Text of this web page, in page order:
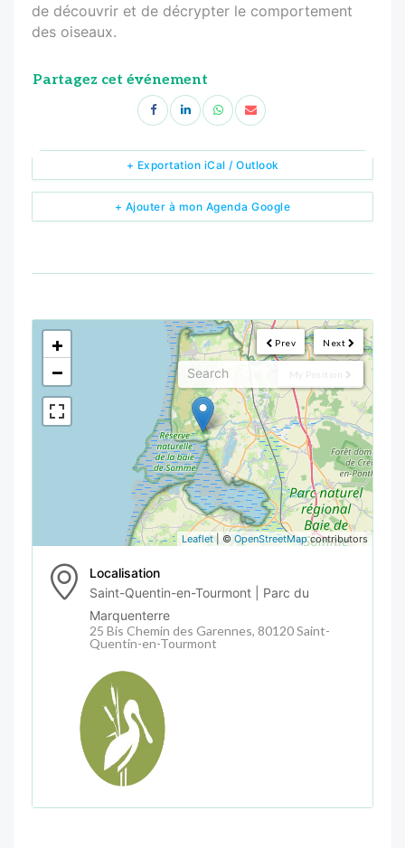
de découvrir et de décrypter le comportement
des oiseaux.
Partagez cet événement
+ Ajouter à mon Agenda Google
+ Exportation iCal / Outlook
Next
Prev
My Position
<!---->
+
−
Leaflet | © OpenStreetMapcontributors
Localisation
Saint-Quentin-en-Tourmont | Parc du
Marquenterre
25 Bis Chemin des Garennes, 80120 Saint-
Quentin-en-Tourmont